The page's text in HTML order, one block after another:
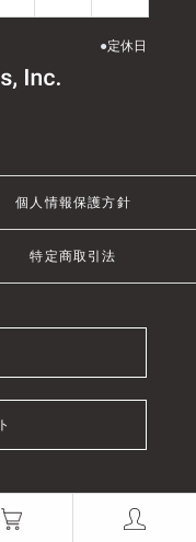
●定休日
個人情報保護方針
特定商取引法